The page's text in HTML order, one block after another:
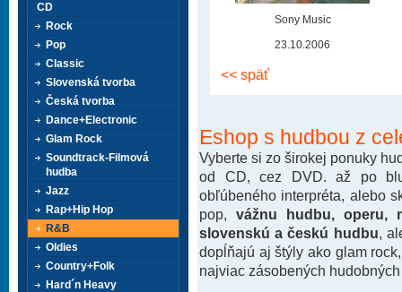
Sony Music
23.10.2006
<< späť
Eshop s hudbou z
Vyberte si zo širokej ponuky
od CD, cez DVD. až po
obľúbeného interpréta, alebo
pop, vážnu hudbu, operu,
slovenskú a českú hudbu ,
dopĺňajú aj štýly ako glam
najviac zásobených
CD
Rock
Pop
Classic
Slovenská tvorba
Česká tvorba
Dance+Electronic
Glam Rock
Soundtrack-Filmová
hudba
Jazz
Rap+Hip Hop
R&B
Oldies
Country+Folk
Hard´n Heavy